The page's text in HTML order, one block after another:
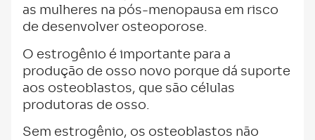
as mulheres na pós-menopausa em risco
de desenvolver osteoporose.
O estrogênio é importante para a
produção de osso novo porque dá suporte
aos osteoblastos, que são células
produtoras de osso.
Sem estrogênio, os osteoblastos não